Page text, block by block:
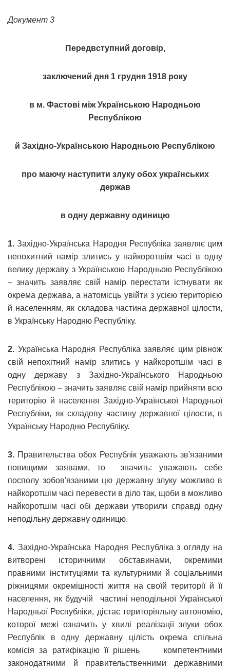
Документ 3
Передвступний договір,
заключений дня 1 грудня 1918 року
в м. Фастові між Українською Народньою
Республікою
й Західно-Українською Народньою Республікою
про маючу наступити злуку обох українських
держав
в одну державну одиницю
1. Західно-Українська Народня Республіка заявляє цим
непохитний намір злитись у найкоротшім часі в одну
велику державу з Українською Народньою Республікою
– значить заявляє свій намір перестати істнувати як
окрема держава, а натомісць увійти з усією територією
й населенням, як складова частина державної цілости,
в Українську Народню Республіку.
2. Українська Народня Республіка заявляє цим рівнож
свій непохітний намір злитись у найкоротшім часі в
одну державу з Західно-Українського Народньою
Республікою – значить заявляє свій намір прийняти всю
територію й населення Західно-Української Народньої
Республіки, як складову частину державної цілости, в
Українську Народню Республіку.
3. Правительства обох Республік уважають зв'язаними
повищими заявами, то значить: уважають себе
посполу зобов'язаними цю державну злуку можливо в
найкоротшім часі перевести в діло так, щоби в можливо
найкоротшім часі обі держави утворили справді одну
неподільну державну одиницю.
4. Західно-Українська Народня Республіка з огляду на
витворені історичними обставинами, окремими
правними інституціями та культурними й соціальними
ріжницями окремішності життя на своїй території й її
населення, як будучій частині неподільної Української
Народньої Республіки, дістає територіяльну автономію,
которої межі означить у хвилі реалізації злуки обох
Республік в одну державну цілість окрема спільна
комісія за ратифікацію її рішень компетентними
законодатними й правительственними державними